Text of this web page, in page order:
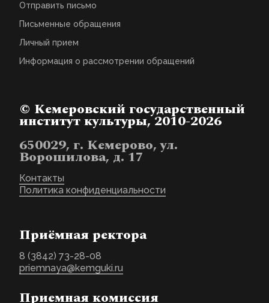
Отправить письмо
Письменные обращения
Личный прием
Информация о рассмотрении обращений
© Кемеровский государственный
институт культуры, 2010-2026
650029, г. Кемерово, ул.
Ворошилова, д. 17
Контакты
Политика конфиденциальности
Приёмная ректора
8 (3842) 73-28-08
priemnaya@kemguki.ru
Приемная комиссия